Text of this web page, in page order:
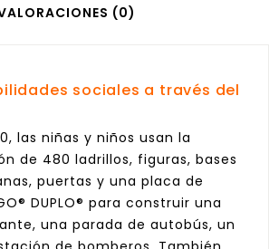
(0)
sociales a través del
las niñas y niños usan la
de 480 ladrillos, figuras, bases
puertas y una placa de
DUPLO® para construir una
una parada de autobús, un